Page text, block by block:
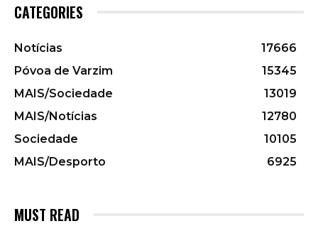
CATEGORIES
Notícias
17666
Póvoa de Varzim
15345
MAIS/Sociedade
13019
MAIS/Notícias
12780
Sociedade
10105
MAIS/Desporto
6925
MUST READ